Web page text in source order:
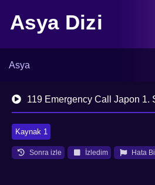
Asya Dizi
Asya
119 Emergency Call Japon 1.
Kaynak 1
Sonra izle İzledim Hata